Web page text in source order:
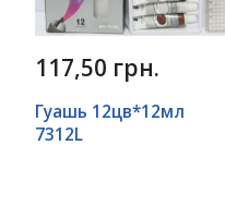
117,50 грн.
Гуашь 12цв*12мл
7312L